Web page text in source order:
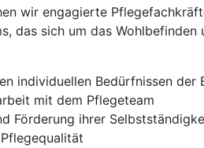
wir engagierte
das sich um das
individuellen Bedürfnissen der
mit dem Pflegeteam
Förderung ihrer